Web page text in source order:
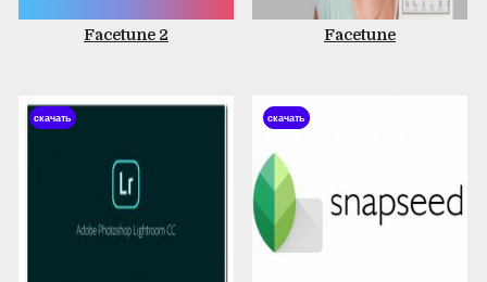
Facetune 2 Facetune
скачать скачать